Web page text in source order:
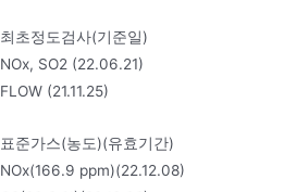
최초정도검사(기준일)
NOx, SO2 (22.06.21)
FLOW (21.11.25)
표준가스(농도)(유효기간)
NOx(166.9 ppm)(22.12.08)